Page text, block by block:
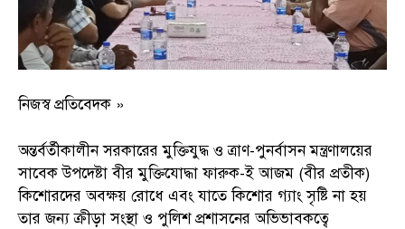
নিজস্ব প্রতিবেদক »
অন্তর্বর্তীকালীন সরকারের মুক্তিযুদ্ধ ও ত্রাণ-পুনর্বাসন মন্ত্রণালয়ের
সাবেক উপদেষ্টা বীর মুক্তিযোদ্ধা ফারুক-ই আজম (বীর প্রতীক)
কিশোরদের অবক্ষয় রোধে এবং যাতে কিশোর গ্যাং সৃষ্টি না হয়
তার জন্য ক্রীড়া সংস্থা ও পুলিশ প্রশাসনের অভিভাবকত্বে